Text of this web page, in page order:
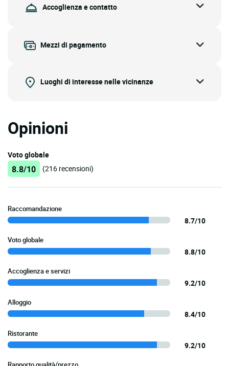
Accoglienza e contatto
Mezzi di pagamento
Luoghi di interesse nelle vicinanze
Opinioni
Voto globale
8.8/10 (216 recensioni)
Raccomandazione
8.7/10
Voto globale
8.8/10
Accoglienza e servizi
9.2/10
Alloggio
8.4/10
Ristorante
9.2/10